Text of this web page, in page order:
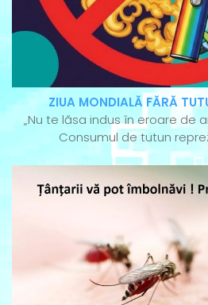
ZIUA MONDIALĂ FĂRĂ
„Nu te lăsa indus în eroare de
Consumul de tutun